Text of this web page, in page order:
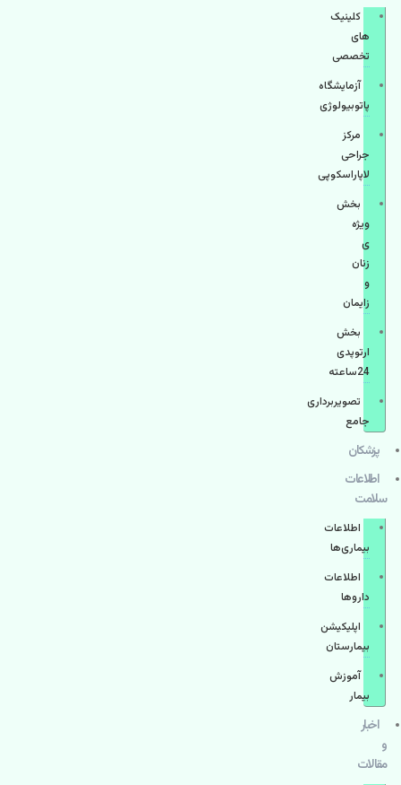
کلینیک
های
تخصصی
آزمایشگاه
پاتوبیولوژی
مرکز
جراحی
لاپاراسکوپی
بخش
ویژه
ی
زنان
و
زایمان
بخش
ارتوپدی
24ساعته
تصویربرداری
جامع
پزشكان
اطلاعات
سلامت
اطلاعات
بیماری‌ها
اطلاعات
دارو‌ها
اپليكيشن
بيمارستان
آموزش
بیمار
اخبار
و
مقالات